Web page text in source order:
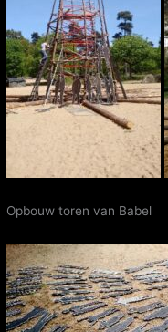
Opbouw toren van Babel